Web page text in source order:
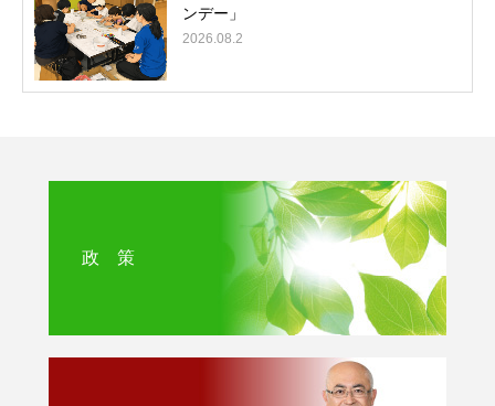
ンデー」
2026.08.2
政 策